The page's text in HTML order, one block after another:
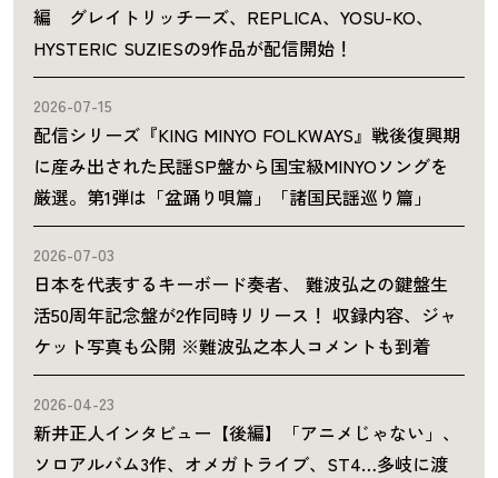
編 グレイトリッチーズ、REPLICA、YOSU-KO、
HYSTERIC SUZIESの9作品が配信開始！
2026-07-15
配信シリーズ『KING MINYO FOLKWAYS』戦後復興期
に産み出された民謡SP盤から国宝級MINYOソングを
厳選。第1弾は「盆踊り唄篇」「諸国民謡巡り篇」
2026-07-03
日本を代表するキーボード奏者、 難波弘之の鍵盤生
活50周年記念盤が2作同時リリース！ 収録内容、ジャ
ケット写真も公開 ※難波弘之本人コメントも到着
2026-04-23
新井正人インタビュー【後編】「アニメじゃない」、
ソロアルバム3作、オメガトライブ、ST4…多岐に渡